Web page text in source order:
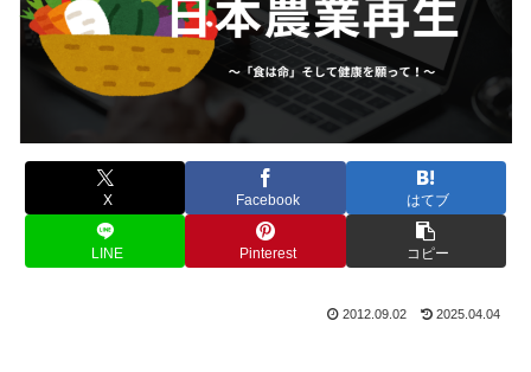
X Facebook はてブ
LINE Pinterest コピー
2012.09.02 2025.04.04